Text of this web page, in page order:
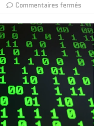
Commentaires fermés